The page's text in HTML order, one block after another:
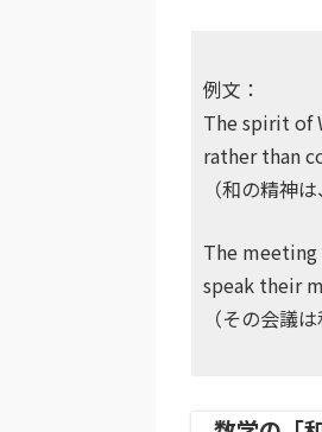
例文：
The spirit of
rather than
（和の精神
The meeting
speak their
（その会議